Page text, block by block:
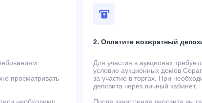
просматривать
необходимо
2. Оплатите возвратный
Для участия в аукционах
условие аукционных домов
за участие в торгах. При
депозита через личный кабинет.
После зачисления депозита вы